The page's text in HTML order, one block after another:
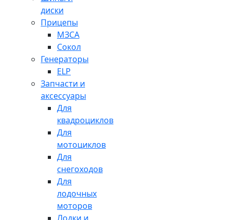
диски
Прицепы
МЗСА
Сокол
Генераторы
ELP
Запчасти и
аксессуары
Для
квадроциклов
Для
мотоциклов
Для
снегоходов
Для
лодочных
моторов